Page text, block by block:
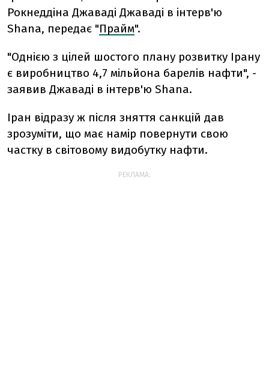
Рокнеддіна Джаваді Джаваді в інтерв'ю
Shana, передає "Прайм".
"Однією з цілей шостого плану розвитку Ірану
є виробництво 4,7 мільйона барелів нафти", -
заявив Джаваді в інтерв'ю Shana.
Іран відразу ж після зняття санкцій дав
зрозуміти, що має намір повернути свою
частку в світовому видобутку нафти.
РЕКЛАМА: